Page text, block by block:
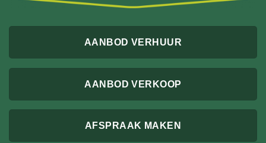
AANBOD VERHUUR
AANBOD VERKOOP
AFSPRAAK MAKEN